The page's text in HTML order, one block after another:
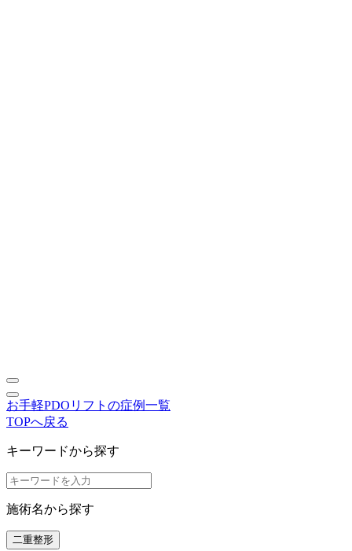
お手軽PDOリフトの症例一覧
TOPへ戻る
キーワードから探す
施術名から探す
二重整形